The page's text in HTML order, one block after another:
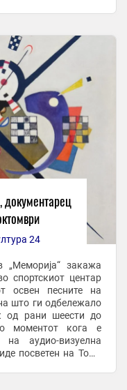
документарец
24
„Меморија“ закажа
спортскиот центар
освен песните на
што ги одбележало
од рани шеести до
моментот кога е
аудио-визуелна
посветен на Тоше